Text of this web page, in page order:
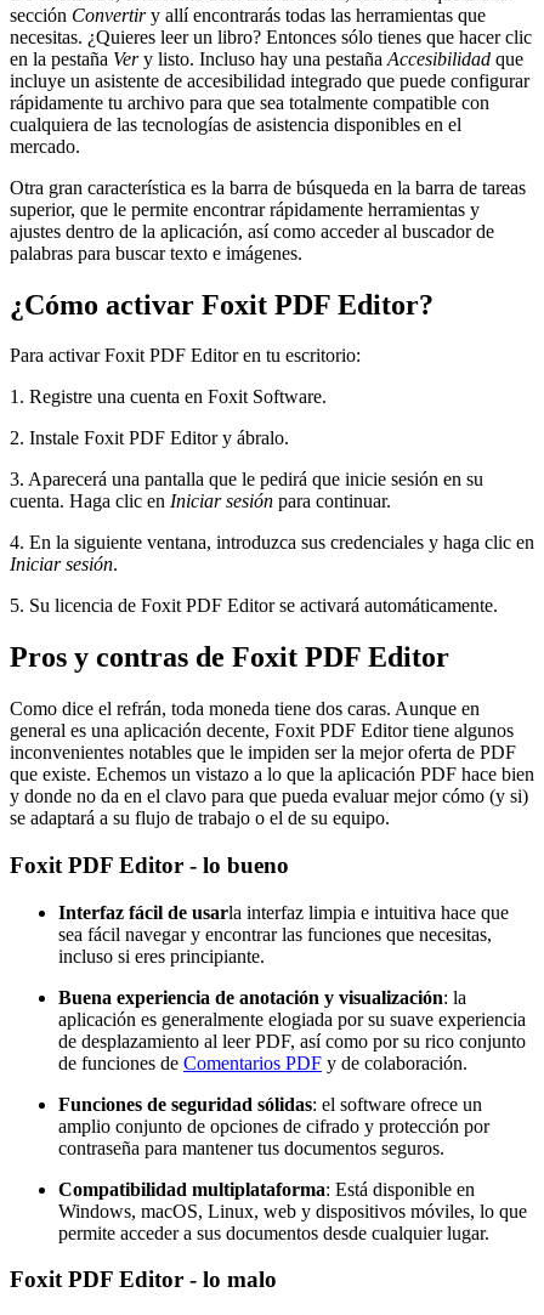
sección Convertiry allí encontrarás todas las herramientas que
necesitas. ¿Quieres leer un libro? Entonces sólo tienes que hacer clic
en la pestaña Very listo. Incluso hay una pestaña Accesibilidad que
incluye un asistente de accesibilidad integrado que puede configurar
rápidamente tu archivo para que sea totalmente compatible con
cualquiera de las tecnologías de asistencia disponibles en el
mercado.
Otra gran característica es la barra de búsqueda en la barra de tareas
superior, que le permite encontrar rápidamente herramientas y
ajustes dentro de la aplicación, así como acceder al buscador de
palabras para buscar texto e imágenes.
¿Cómo activar Foxit PDF Editor?
Para activar Foxit PDF Editor en tu escritorio:
1. Registre una cuenta en Foxit Software.
2. Instale Foxit PDF Editor y ábralo.
3. Aparecerá una pantalla que le pedirá que inicie sesión en su
cuenta. Haga clic en Iniciar sesión para continuar.
4. En la siguiente ventana, introduzca sus credenciales y haga clic en
Iniciar sesión.
5. Su licencia de Foxit PDF Editor se activará automáticamente.
Pros y contras de Foxit PDF Editor
Como dice el refrán, toda moneda tiene dos caras. Aunque en
general es una aplicación decente, Foxit PDF Editor tiene algunos
inconvenientes notables que le impiden ser la mejor oferta de PDF
que existe. Echemos un vistazo a lo que la aplicación PDF hace bien
y donde no da en el clavo para que pueda evaluar mejor cómo (y si)
se adaptará a su flujo de trabajo o el de su equipo.
Foxit PDF Editor - lo bueno
Interfaz fácil de usarla interfaz limpia e intuitiva hace que
sea fácil navegar y encontrar las funciones que necesitas,
incluso si eres principiante.
Buena experiencia de anotación y visualización: la
aplicación es generalmente elogiada por su suave experiencia
de desplazamiento al leer PDF, así como por su rico conjunto
de funciones de Comentarios PDF y de colaboración.
Funciones de seguridad sólidas: el software ofrece un
amplio conjunto de opciones de cifrado y protección por
contraseña para mantener tus documentos seguros.
Compatibilidad multiplataforma: Está disponible en
Windows, macOS, Linux, web y dispositivos móviles, lo que
permite acceder a sus documentos desde cualquier lugar.
Foxit PDF Editor - lo malo